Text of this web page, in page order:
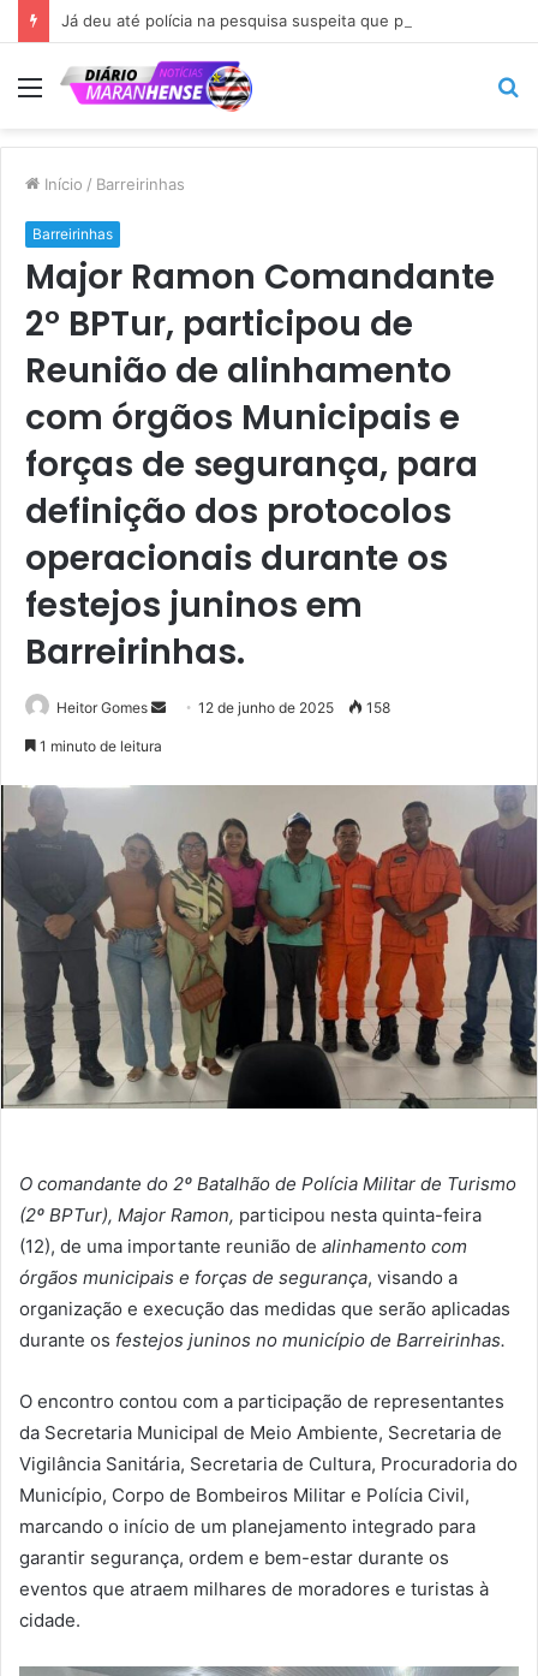
Menu
Início / Barreirinhas
Barreirinhas
Major Ramon Comandante
2° BPTur, participou de
Reunião de alinhamento
com órgãos Municipais e
forças de segurança, para
definição dos protocolos
operacionais durante os
festejos juninos em
Barreirinhas.
Heitor Gomes
Mande12 de junho de 2025 158
1 minuto de leitura
O comandante do 2º Batalhão de Polícia Militar de Turismo
(2º BPTur), Major Ramon, participou nesta quinta-feira
(12), de uma importante reunião de alinhamento com
órgãos municipais e forças de segurança, visando a
organização e execução das medidas que serão aplicadas
durante os festejos juninos no município de Barreirinhas.
O encontro contou com a participação de representantes
da Secretaria Municipal de Meio Ambiente, Secretaria de
Vigilância Sanitária, Secretaria de Cultura, Procuradoria do
Município, Corpo de Bombeiros Militar e Polícia Civil,
marcando o início de um planejamento integrado para
garantir segurança, ordem e bem-estar durante os
eventos que atraem milhares de moradores e turistas à
cidade.